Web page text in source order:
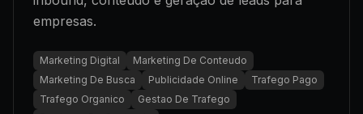
empresas.
Marketing Digital
Marketing De Conteudo
Marketing De Busca
Publicidade Online
Trafego Pago
Trafego Organico
Gestao De Trafego